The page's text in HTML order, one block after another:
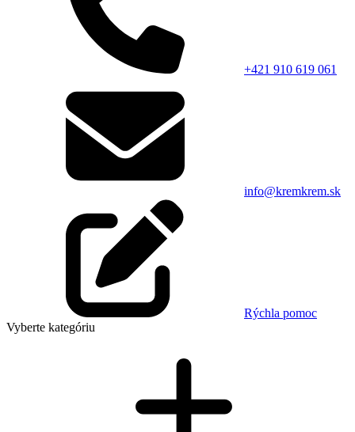
+421 910 619 061
info@kremkrem.sk
Rýchla pomoc
Vyberte kategóriu